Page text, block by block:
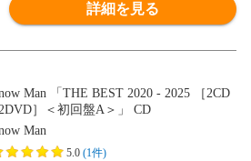
詳細を見る
Man 「THE BEST 2020 - 2025 ［2CD
］＜初回盤A＞」 CD
Man
5.0 (1件)